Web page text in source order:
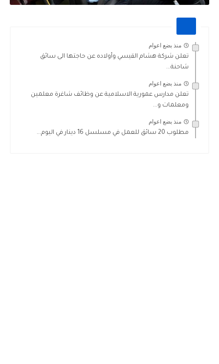
منذ بضع اعوام
تعلن شركة هشام القيسي وأولاده عن حاجتها الى سائق
شاحنة...
منذ بضع اعوام
تعلن مدارس عمورية الاسلامية عن وظائف شاغرة معلمين
ومعلمات و...
منذ بضع اعوام
مطلوب 20 سائق للعمل في مسلسل 16 دينار في اليوم...